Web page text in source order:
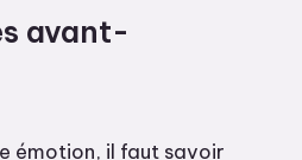
avant-
émotion, il faut savoir